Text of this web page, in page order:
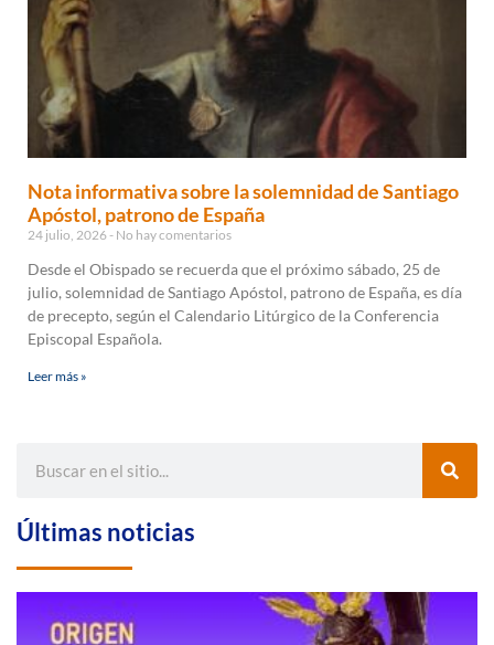
Nota informativa sobre la solemnidad de Santiago
Apóstol, patrono de España
24 julio, 2026 No hay comentarios
Desde el Obispado se recuerda que el próximo sábado, 25 de
julio, solemnidad de Santiago Apóstol, patrono de España, es día
de precepto, según el Calendario Litúrgico de la Conferencia
Episcopal Española.
Leer más »
Últimas noticias